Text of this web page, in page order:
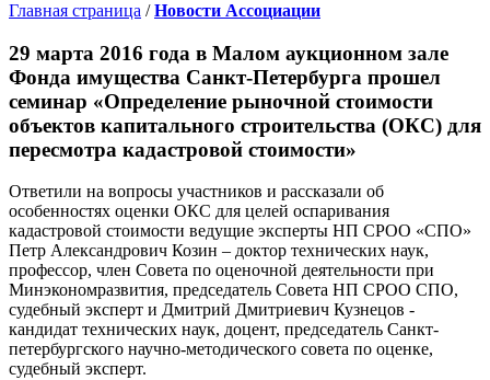
Главная страница / Новости Ассоциации
29 марта 2016 года в Малом аукционном зале
Фонда имущества Санкт-Петербурга прошел
семинар «Определение рыночной стоимости
объектов капитального строительства (ОКС) для
пересмотра кадастровой стоимости»
Ответили на вопросы участников и рассказали об
особенностях оценки ОКС для целей оспаривания
кадастровой стоимости ведущие эксперты НП СРОО «СПО»
Петр Александрович Козин – доктор технических наук,
профессор, член Совета по оценочной деятельности при
Минэкономразвития, председатель Совета НП СРОО СПО,
судебный эксперт и Дмитрий Дмитриевич Кузнецов -
кандидат технических наук, доцент, председатель Санкт-
петербургского научно-методического совета по оценке,
судебный эксперт.